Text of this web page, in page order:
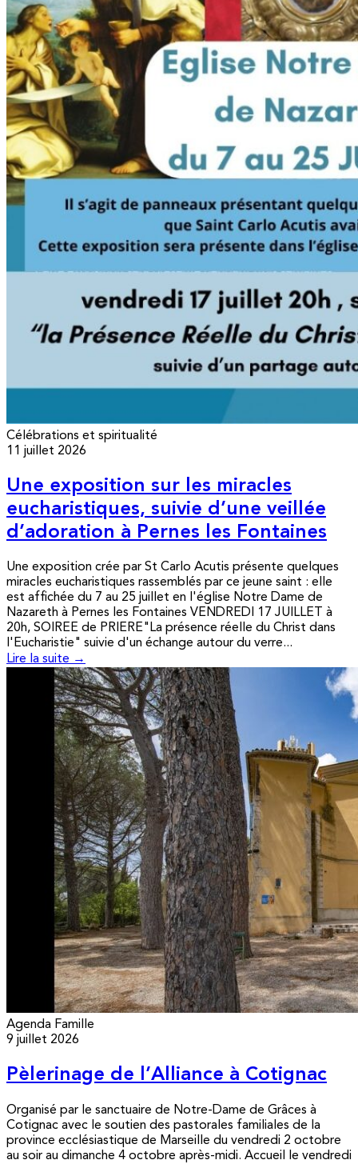
Célébrations et spiritualité
11 juillet 2026
Une exposition sur les miracles
eucharistiques, suivie d’une veillée
d’adoration à Pernes les Fontaines
Une exposition crée par St Carlo Acutis présente quelques
miracles eucharistiques rassemblés par ce jeune saint : elle
est affichée du 7 au 25 juillet en l'église Notre Dame de
Nazareth à Pernes les Fontaines VENDREDI 17 JUILLET à
20h, SOIREE de PRIERE"La présence réelle du Christ dans
l'Eucharistie" suivie d'un échange autour du verre...
Lire la suite →
Agenda Famille
9 juillet 2026
Pèlerinage de l’Alliance à Cotignac
Organisé par le sanctuaire de Notre-Dame de Grâces à
Cotignac avec le soutien des pastorales familiales de la
province ecclésiastique de Marseille du vendredi 2 octobre
au soir au dimanche 4 octobre après-midi. Accueil le vendredi